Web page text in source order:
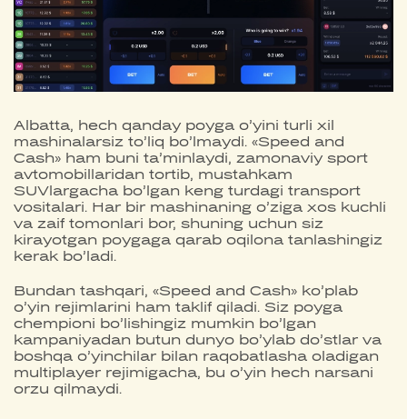
Albatta, hech qanday poyga o’yini turli xil
mashinalarsiz to’liq bo’lmaydi. «Speed and
Cash» ham buni ta’minlaydi, zamonaviy sport
avtomobillaridan tortib, mustahkam
SUVlargacha bo’lgan keng turdagi transport
vositalari. Har bir mashinaning o’ziga xos kuchli
va zaif tomonlari bor, shuning uchun siz
kirayotgan poygaga qarab oqilona tanlashingiz
kerak bo’ladi.
Bundan tashqari, «Speed and Cash» ko’plab
o’yin rejimlarini ham taklif qiladi. Siz poyga
chempioni bo’lishingiz mumkin bo’lgan
kampaniyadan butun dunyo bo’ylab do’stlar va
boshqa o’yinchilar bilan raqobatlasha oladigan
multiplayer rejimigacha, bu o’yin hech narsani
orzu qilmaydi.